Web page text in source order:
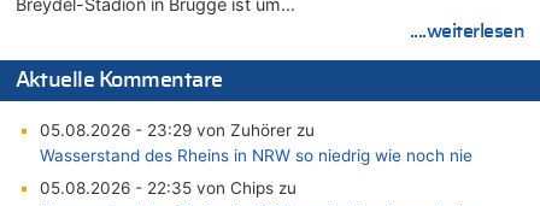
Breydel-Stadion in Brügge ist um…
....weiterlesen
Aktuelle Kommentare
05.08.2026 - 23:29 von Zuhörer zu
Wasserstand des Rheins in NRW so niedrig wie noch nie
05.08.2026 - 22:35 von Chips zu